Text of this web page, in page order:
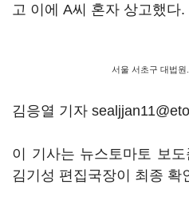
고 이에 A씨 혼자 상고했다.
서울 서초구 대법
김응열 기자
이 기사는 뉴스토마토 보
김기성 편집국장이 최종 확